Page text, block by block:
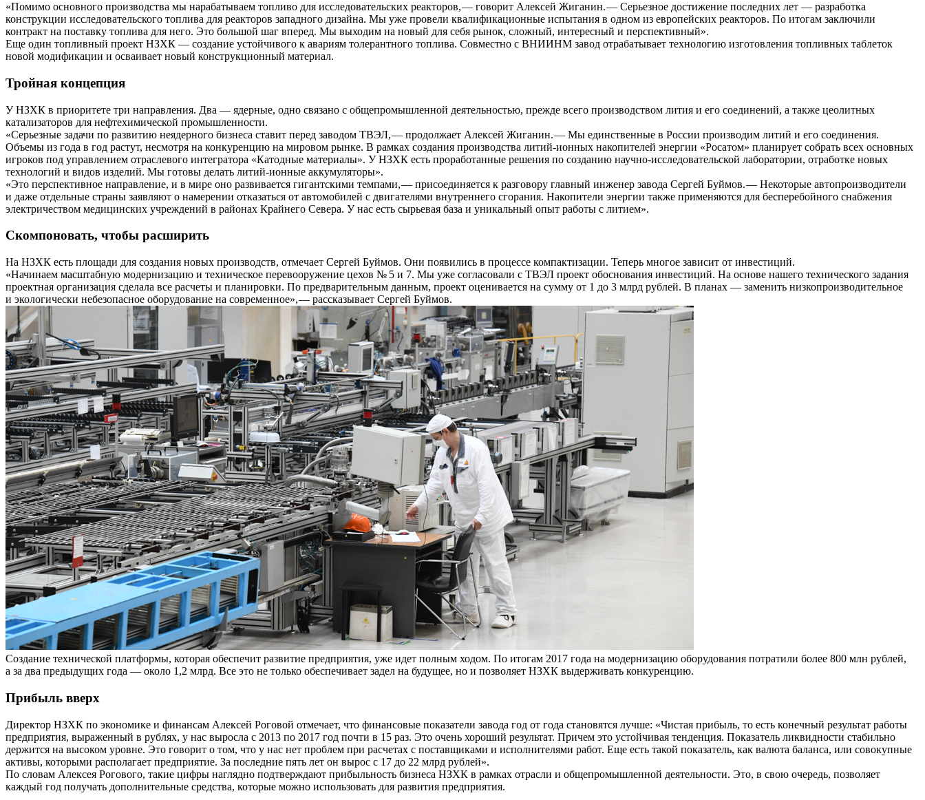
«Помимо основного производства мы нарабатываем топливо для исследовательских реакторов, — ​говорит Алексей Жиганин. — ​Серьезное достижение последних лет — ​разработка
конструкции исследовательского топлива для реакторов западного дизайна. Мы уже провели квалификационные испытания в одном из европейских реакторов. По итогам заключили
контракт на поставку топлива для него. Это большой шаг вперед. Мы выходим на новый для себя рынок, сложный, интересный и перспективный».
Еще один топливный проект НЗХК — ​создание устойчивого к авариям толерантного топлива. Совместно с ВНИИНМ завод отрабатывает технологию изготовления топливных таблеток
новой модификации и осваивает новый конструкционный материал.
Тройная концепция
У НЗХК в приоритете три направления. Два — ​ядерные, одно связано с общепромышленной деятельностью, прежде всего производством лития и его соединений, а также цеолитных
катализаторов для нефтехимической промышленности.
«Серьезные задачи по развитию неядерного бизнеса ставит перед заводом ТВЭЛ, — ​продолжает Алексей Жиганин. — ​Мы единственные в России производим литий и его соединения.
Объемы из года в год растут, несмотря на конкуренцию на мировом рынке. В рамках создания производства литий-ионных накопителей энергии «Росатом» планирует собрать всех основных
игроков под управлением отраслевого интегратора «Катодные материалы». У НЗХК есть проработанные решения по созданию научно-исследовательской лаборатории, отработке новых
технологий и видов изделий. Мы готовы делать литий-ионные аккумуляторы».
«Это перспективное направление, и в мире оно развивается гигантскими темпами, — ​присоединяется к разговору главный инженер завода Сергей Буймов. — ​Некоторые автопроизводители
и даже отдельные страны заявляют о намерении отказаться от автомобилей с двигателями внутреннего сгорания. Накопители энергии также применяются для бесперебойного снабжения
электричеством медицинских учреждений в районах Крайнего Севера. У нас есть сырьевая база и уникальный опыт работы с литием».
Скомпоновать, чтобы расширить
На НЗХК есть площади для создания новых производств, отмечает Сергей Буймов. Они появились в процессе компактизации. Теперь многое зависит от инвестиций.
«Начинаем масштабную модернизацию и техническое перевооружение цехов № 5 и 7. Мы уже согласовали с ТВЭЛ проект обоснования инвестиций. На основе нашего технического задания
проектная организация сделала все расчеты и планировки. По предварительным данным, проект оценивается на сумму от 1 до 3 млрд рублей. В планах — ​заменить низкопроизводительное
и экологически небезопасное оборудование на современное», — ​рассказывает Сергей Буймов.
Создание технической платформы, которая обеспечит развитие предприятия, уже идет полным ходом. По итогам 2017 года на модернизацию оборудования потратили более 800 млн рублей,
а за два предыдущих года — ​около 1,2 млрд. Все это не только обеспечивает задел на будущее, но и позволяет НЗХК выдерживать конкуренцию.
Прибыль вверх
Директор НЗХК по экономике и финансам Алексей Роговой отмечает, что финансовые показатели завода год от года становятся лучше: «Чистая прибыль, то есть конечный результат работы
предприятия, выраженный в рублях, у нас выросла с 2013 по 2017 год почти в 15 раз. Это очень хороший результат. Причем это устойчивая тенденция. Показатель ликвидности стабильно
держится на высоком уровне. Это говорит о том, что у нас нет проблем при расчетах с поставщиками и исполнителями работ. Еще есть такой показатель, как валюта баланса, или совокупные
активы, которыми располагает предприятие. За последние пять лет он вырос с 17 до 22 млрд рублей».
По словам Алексея Рогового, такие цифры наглядно подтверждают прибыльность бизнеса НЗХК в рамках отрасли и общепромышленной деятельности. Это, в свою очередь, позволяет
каждый год получать дополнительные средства, которые можно использовать для развития предприятия.